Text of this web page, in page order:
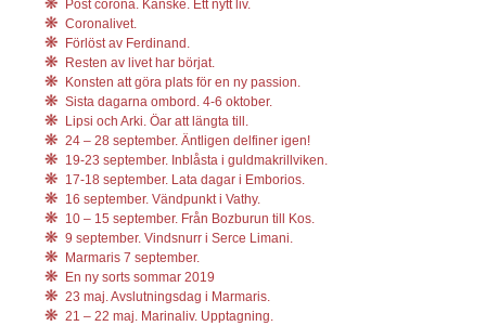
Post corona. Kanske. Ett nytt liv.
Coronalivet.
Förlöst av Ferdinand.
Resten av livet har börjat.
Konsten att göra plats för en ny passion.
Sista dagarna ombord. 4-6 oktober.
Lipsi och Arki. Öar att längta till.
24 – 28 september. Äntligen delfiner igen!
19-23 september. Inblåsta i guldmakrillviken.
17-18 september. Lata dagar i Emborios.
16 september. Vändpunkt i Vathy.
10 – 15 september. Från Bozburun till Kos.
9 september. Vindsnurr i Serce Limani.
Marmaris 7 september.
En ny sorts sommar 2019
23 maj. Avslutningsdag i Marmaris.
21 – 22 maj. Marinaliv. Upptagning.